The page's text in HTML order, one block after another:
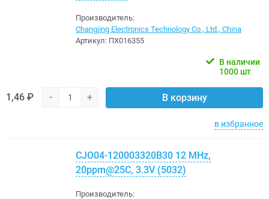
Производитель:
Changjing Electronics Technology Co., Ltd., China
Артикул: ПХ016355
В наличии
1000 шт
1,46 ₽ - + В корзину
в избранное
CJO04-120003320B30 12 MHz,
20ppm@25C, 3.3V (5032)
Производитель: